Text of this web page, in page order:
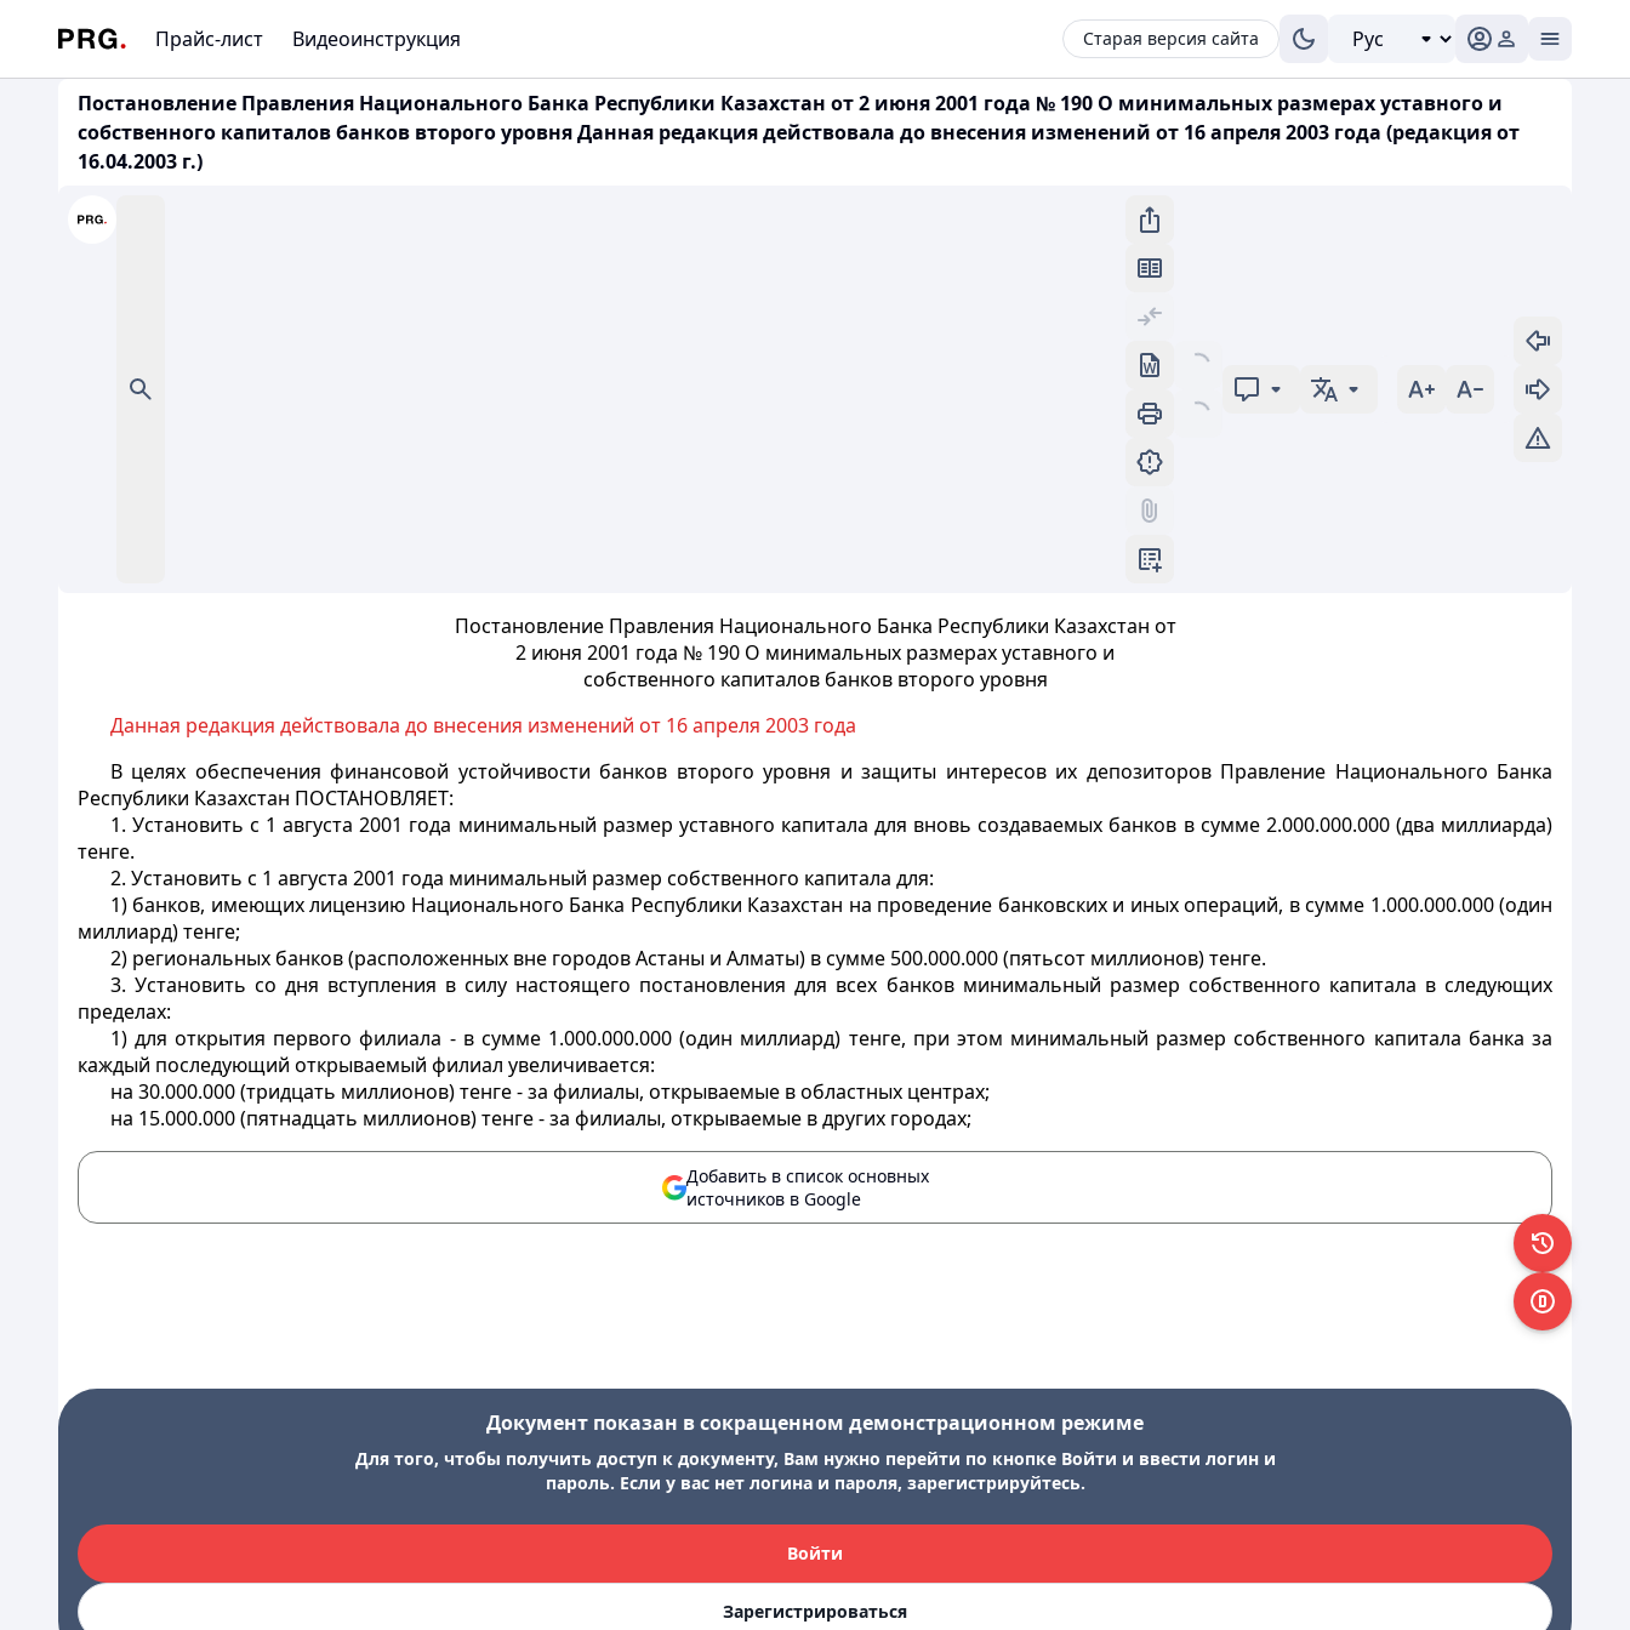
Прайс-лист Видеоинструкция Старая версия сайта
Постановление Правления Национального Банка Республики Казахстан от 2 июня 2001 года № 190 О минимальных размерах уставного и
собственного капиталов банков второго уровня Данная редакция действовала до внесения изменений от 16 апреля 2003 года (редакция от
16.04.2003 г.)
Постановление Правления Национального Банка Республики Казахстан от
2 июня 2001 года № 190 О минимальных размерах уставного и
собственного капиталов банков второго уровня
Данная редакция действовала до внесения изменений от 16 апреля 2003 года
В целях обеспечения финансовой устойчивости банков второго уровня и защиты интересов их депозиторов Правление Национального Банка
Республики Казахстан ПОСТАНОВЛЯЕТ:
1. Установить с 1 августа 2001 года минимальный размер уставного капитала для вновь создаваемых банков в сумме 2.000.000.000 (два миллиарда)
тенге.
2. Установить с 1 августа 2001 года минимальный размер собственного капитала для:
1) банков, имеющих лицензию Национального Банка Республики Казахстан на проведение банковских и иных операций, в сумме 1.000.000.000 (один
миллиард) тенге;
2) региональных банков (расположенных вне городов Астаны и Алматы) в сумме 500.000.000 (пятьсот миллионов) тенге.
3. Установить со дня вступления в силу настоящего постановления для всех банков минимальный размер собственного капитала в следующих
пределах:
1) для открытия первого филиала - в сумме 1.000.000.000 (один миллиард) тенге, при этом минимальный размер собственного капитала банка за
каждый последующий открываемый филиал увеличивается:
на 30.000.000 (тридцать миллионов) тенге - за филиалы, открываемые в областных центрах;
на 15.000.000 (пятнадцать миллионов) тенге - за филиалы, открываемые в других городах;
Добавить в список основных
источников в Google
Документ показан в сокращенном демонстрационном режиме
Для того, чтобы получить доступ к документу, Вам нужно перейти по кнопке Войти и ввести логин и
пароль. Если у вас нет логина и пароля, зарегистрируйтесь.
Войти
Зарегистрироваться